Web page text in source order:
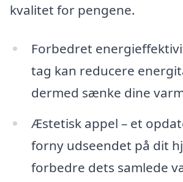
kvalitet for pengene.
Forbedret
tag kan reducere
dermed sænke dine
Æstetisk appel – et
forny udseendet på dit
forbedre dets samlede